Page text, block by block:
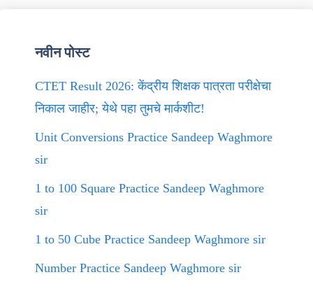
नवीन पोस्ट
CTET Result 2026: केंद्रीय शिक्षक पात्रता परीक्षेचा
निकाल जाहीर; येथे पहा तुमचे मार्कशीट!
Unit Conversions Practice Sandeep Waghmore
sir
1 to 100 Square Practice Sandeep Waghmore
sir
1 to 50 Cube Practice Sandeep Waghmore sir
Number Practice Sandeep Waghmore sir